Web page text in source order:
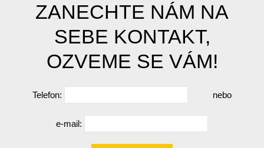
ZANECHTE NÁM NA
SEBE KONTAKT,
OZVEME SE VÁM!
Telefon: nebo
e-mail: